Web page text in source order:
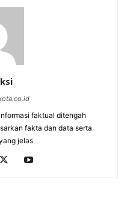
faktual ditengah
fakta dan data serta
jelas